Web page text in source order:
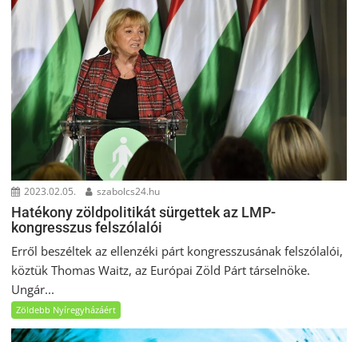
2023.02.05. szabolcs24.hu
Hatékony zöldpolitikát sürgettek az LMP-
kongresszus felszólalói
Erről beszéltek az ellenzéki párt kongresszusának felszólalói,
köztük Thomas Waitz, az Európai Zöld Párt társelnöke.
Ungár...
Zöldebb Nyíregyházáért